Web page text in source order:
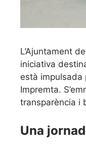
L’Ajuntament
iniciativa
està impulsada
Impremta.
transparència i
Una